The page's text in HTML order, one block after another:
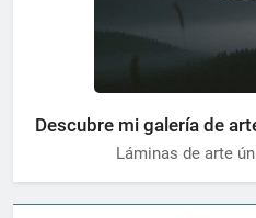
Descubre mi galería de
Láminas de arte